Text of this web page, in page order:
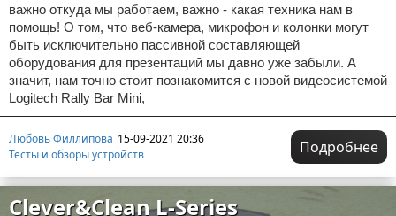
важно откуда мы работаем, важно - какая техника нам в
помощь! О том, что веб-камера, микрофон и колонки могут
быть исключительно пассивной составляющей
оборудования для презентаций мы давно уже забыли. А
значит, нам точно стоит познакомится с новой видеосистемой
Logitech Rally Bar Mini,
Любовь Филлипова 15-09-2021 20:36
Тесты и обзоры устройств
Подробнее
Clever&Clean L-Series